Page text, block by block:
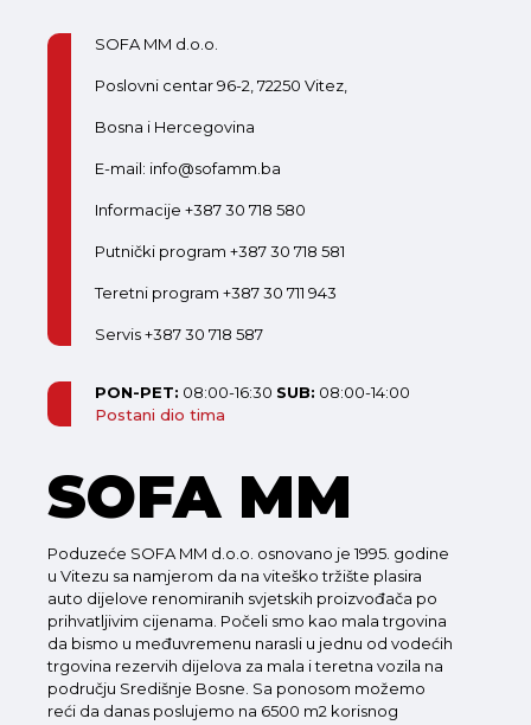
SOFA MM d.o.o.
Poslovni centar 96-2, 72250 Vitez,
Bosna i Hercegovina
E-mail: info@sofamm.ba
Informacije +387 30 718 580
Putnički program +387 30 718 581
Teretni program +387 30 711 943
Servis +387 30 718 587
PON-PET: 08:00-16:30 SUB: 08:00-14:00
Postani dio tima
SOFA MM
Poduzeće SOFA MM d.o.o. osnovano je 1995. godine
u Vitezu sa namjerom da na viteško tržište plasira
auto dijelove renomiranih svjetskih proizvođača po
prihvatljivim cijenama. Počeli smo kao mala trgovina
da bismo u međuvremenu narasli u jednu od vodećih
trgovina rezervih dijelova za mala i teretna vozila na
području Središnje Bosne. Sa ponosom možemo
reći da danas poslujemo na 6500 m2 korisnog